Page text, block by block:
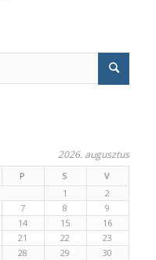
2026. augusztus
P S
V
1
2
7 8
9
14 15
16
21 22
23
28 29
30